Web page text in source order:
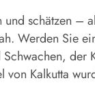
schätzen –
Werden Sie
der
Kalkutta